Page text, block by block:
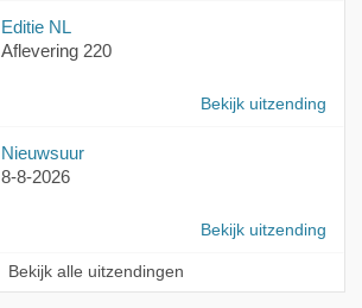
Editie NL
Aflevering 220
Bekijk uitzending
Nieuwsuur
8-8-2026
Bekijk uitzending
Bekijk alle uitzendingen